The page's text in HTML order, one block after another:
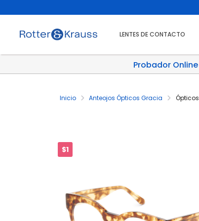
LENTES DE CONTACTO
Inicio Anteojos Ópticos Gracia Ópticos
Probador Online
$1